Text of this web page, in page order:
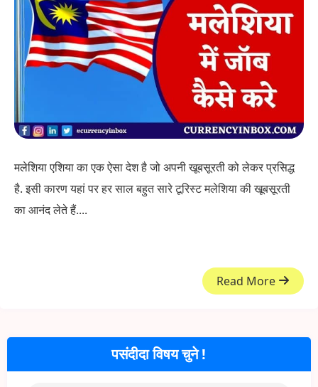
मलेशिया एशिया का एक ऐसा देश है जो अपनी खूबसूरती को लेकर प्रसिद्ध
है. इसी कारण यहां पर हर साल बहुत सारे टूरिस्ट मलेशिया की खूबसूरती
का आनंद लेते हैं....
Read More
पसंदीदा विषय चुने !